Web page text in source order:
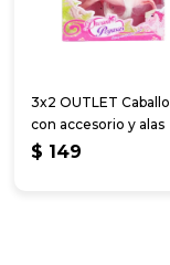
3x2 OUTLET Caballo
con accesorio y alas
$ 149